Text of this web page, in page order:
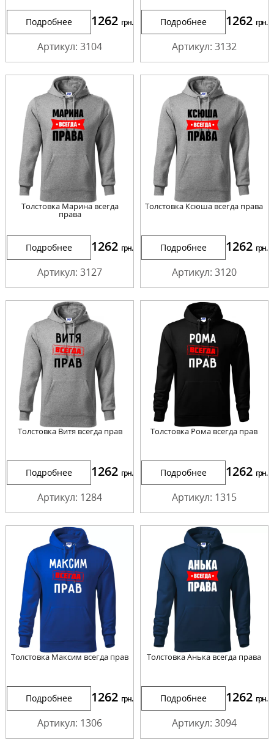
Подробнее 1262 грн.
Артикул: 3104
Подробнее 1262 грн.
Артикул: 3132
Толстовка Марина всегда
права
Подробнее 1262 грн.
Артикул: 3127
Толстовка Ксюша всегда права
Подробнее 1262 грн.
Артикул: 3120
Толстовка Витя всегда прав
Подробнее 1262 грн.
Артикул: 1284
Толстовка Рома всегда прав
Подробнее 1262 грн.
Артикул: 1315
Толстовка Максим всегда прав
Подробнее 1262 грн.
Артикул: 1306
Толстовка Анька всегда права
Подробнее 1262 грн.
Артикул: 3094